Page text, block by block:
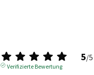
5/5
Verifizierte Bewertung